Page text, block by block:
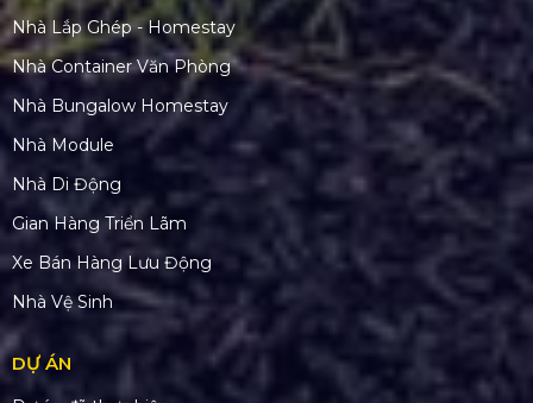
Nhà Lắp Ghép - Homestay
Nhà Container Văn Phòng
Nhà Bungalow Homestay
Nhà Module
Nhà Di Động
Gian Hàng Triển Lãm
Xe Bán Hàng Lưu Động
Nhà Vệ Sinh
DỰ ÁN